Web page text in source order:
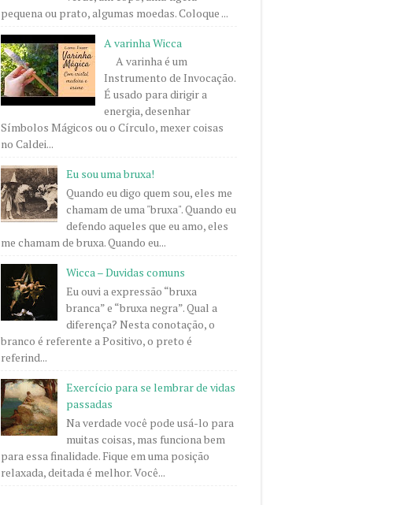
pequena ou prato, algumas moedas. Coloque ...
A varinha Wicca
A varinha é um
Instrumento de Invocação.
É usado para dirigir a
energia, desenhar
Símbolos Mágicos ou o Círculo, mexer coisas
no Caldei...
Eu sou uma bruxa!
Quando eu digo quem sou, eles me
chamam de uma "bruxa". Quando eu
defendo aqueles que eu amo, eles
me chamam de bruxa. Quando eu...
Wicca – Duvidas comuns
Eu ouvi a expressão “bruxa
branca” e “bruxa negra”. Qual a
diferença? Nesta conotação, o
branco é referente a Positivo, o preto é
referind...
Exercício para se lembrar de vidas
passadas
Na verdade você pode usá-lo para
muitas coisas, mas funciona bem
para essa finalidade. Fique em uma posição
relaxada, deitada é melhor. Você...